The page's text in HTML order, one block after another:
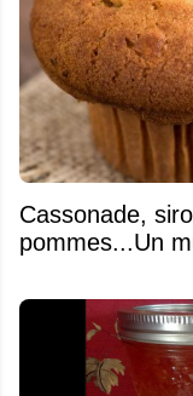
​Cassonade,
pommes...Un